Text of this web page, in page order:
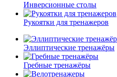
Инверсионные столы
Рукоятки для тренажеров
Эллиптические тренажёры
Гребные тренажёры